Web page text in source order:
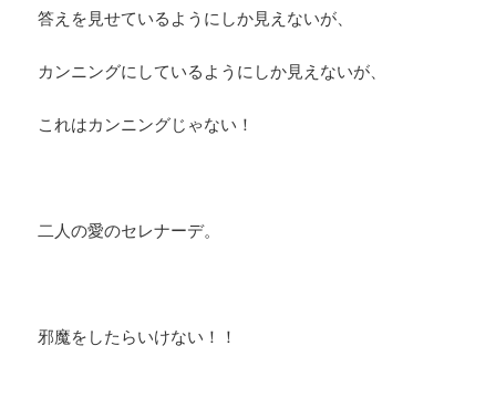
答えを見せているようにしか見えないが、
カンニングにしているようにしか見えないが、
これはカンニングじゃない！
二人の愛のセレナーデ。
邪魔をしたらいけない！！